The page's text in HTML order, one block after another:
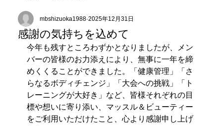
感謝の気持ちを込めて
mbshizuoka1988 2025年12月31日
今年も残すところわずかとなりましたが、メン
バーの皆様のお力添えにより、無事に一年を締
めくくることができました。「健康管理」「さ
らなるボディチェンジ」「大会への挑戦」「ト
レーニングが大好き」など、皆様それぞれの目
標や想いに寄り添い、マッスル＆ビューティー
をご利用いただけたこと、心より感謝申し上げ